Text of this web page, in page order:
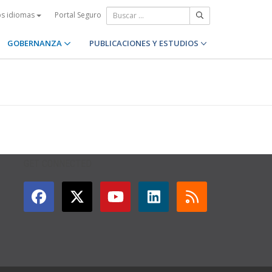
idiomas Portal Seguro
GOBERNANZA PUBLICACIONES Y ESTUDIOS